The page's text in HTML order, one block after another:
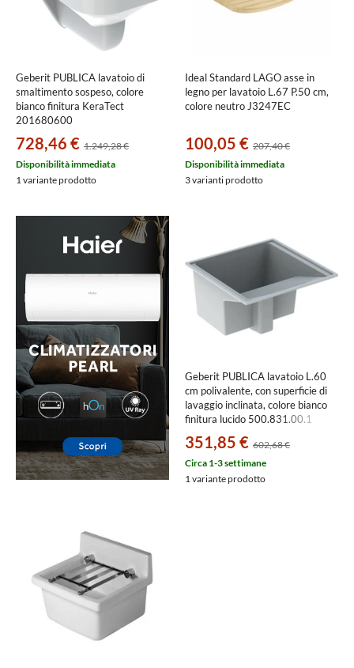
Geberit PUBLICA lavatoio di
smaltimento sospeso, colore
bianco finitura KeraTect
201680600
728,46 € 1.249,28 €
Disponibilità immediata
1 variante prodotto
Ideal Standard LAGO asse in
legno per lavatoio L.67 P.50 cm,
colore neutro J3247EC
100,05 € 207,40 €
Disponibilità immediata
3 varianti prodotto
Geberit PUBLICA lavatoio L.60
cm polivalente, con superficie di
lavaggio inclinata, colore bianco
finitura lucido 500.831.00.1
351,85 € 602,68 €
Circa 1-3 settimane
1 variante prodotto